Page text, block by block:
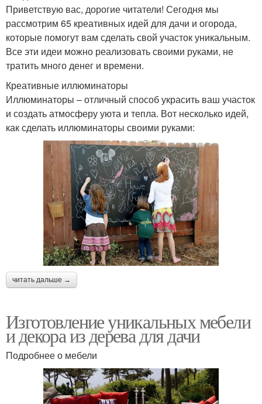
Приветствую вас, дорогие читатели! Сегодня мы
рассмотрим 65 креативных идей для дачи и огорода,
которые помогут вам сделать свой участок уникальным.
Все эти идеи можно реализовать своими руками, не
тратить много денег и времени.
Креативные иллюминаторы
Иллюминаторы – отличный способ украсить ваш участок
и создать атмосферу уюта и тепла. Вот несколько идей,
как сделать иллюминаторы своими руками:
читать дальше →
Изготовление уникальных мебели
и декора из дерева для дачи
Подробнее о мебели